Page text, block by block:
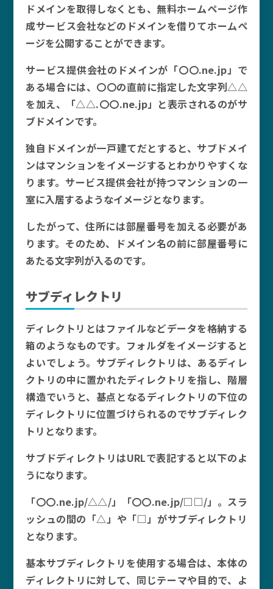
ドメインを取得しなくとも、無料ホームページ作
成サービス会社などのドメインを借りてホームペ
ージを公開することができます。
サービス提供会社のドメインが「〇〇.ne.jp」で
ある場合には、〇〇の直前に指定した文字列△△
を加え、「△△.〇〇.ne.jp」と表示されるのがサ
ブドメインです。
独自ドメインが一戸建てだとすると、サブドメイ
ンはマンションをイメージするとわかりやすくな
ります。サービス提供会社が持つマンションの一
室に入居するようなイメージとなります。
したがって、住所には部屋番号を加える必要があ
ります。そのため、ドメイン名の前に部屋番号に
あたる文字列が入るのです。
サブディレクトリ
ディレクトリとはファイルなどデータを格納する
箱のようなものです。フォルダをイメージすると
よいでしょう。サブディレクトリは、あるディレ
クトリの中に置かれたディレクトリを指し、階層
構造でいうと、基点となるディレクトリの下位の
ディレクトリに位置づけられるのでサブディレク
トリとなります。
サブドディレクトリはURLで表記すると以下のよ
うになります。
「〇〇.ne.jp/△△/」「〇〇.ne.jp/□□/」。スラ
ッシュの間の「△」や「□」がサブディレクトリ
となります。
基本サブディレクトリを使用する場合は、本体の
ディレクトリに対して、同じテーマや目的で、よ